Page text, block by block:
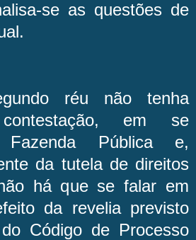
se as questões de
réu não tenha
contestação, em se
Pública e,
da tutela de direitos
há que se falar em
da revelia previsto
Código de Processo